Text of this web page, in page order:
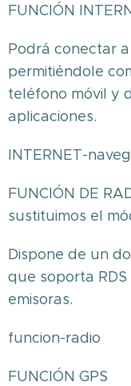
FUNCIÓN
Podrá conectar
permitiéndole
teléfono móvil y
aplicaciones.
INTERNET-
FUNCIÓN DE
sustituimos el
Dispone de un
que soporta
emisoras.
funcion-radio
FUNCIÓN GPS